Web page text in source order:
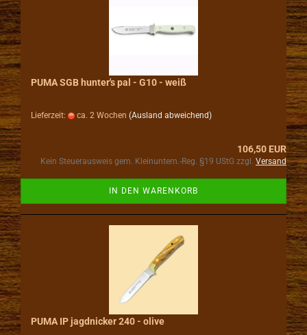
PUMA SGB hunter's pal - G10 - weiß
Lieferzeit: ca. 2 Wochen (Ausland abweichend)
106,50 EUR
Kein Steuerausweis gem. Kleinuntern.-Reg. §19 UStG zzgl. Versand
IN DEN WARENKORB
PUMA IP jagdnicker 240 - olive